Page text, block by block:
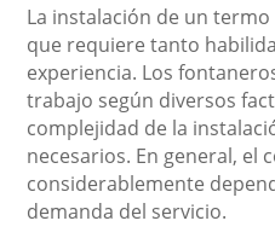
La instalación de un
que requiere tanto
experiencia. Los
trabajo según diversos
complejidad de la
necesarios. En general, el
considerablemente
demanda del servicio.